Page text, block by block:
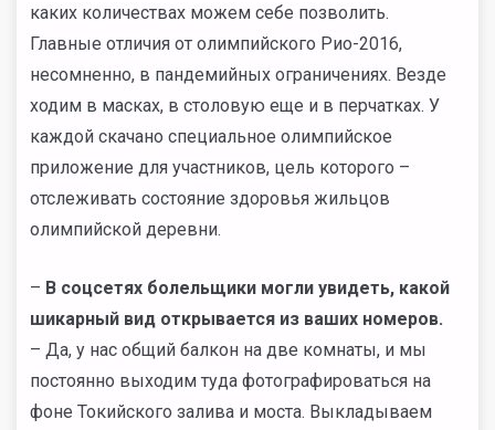
каких количествах можем себе позволить.
Главные отличия от олимпийского Рио-2016,
несомненно, в пандемийных ограничениях. Везде
ходим в масках, в столовую еще и в перчатках. У
каждой скачано специальное олимпийское
приложение для участников, цель которого –
отслеживать состояние здоровья жильцов
олимпийской деревни.
– В соцсетях болельщики могли увидеть, какой
шикарный вид открывается из ваших номеров.
– Да, у нас общий балкон на две комнаты, и мы
постоянно выходим туда фотографироваться на
фоне Токийского залива и моста. Выкладываем